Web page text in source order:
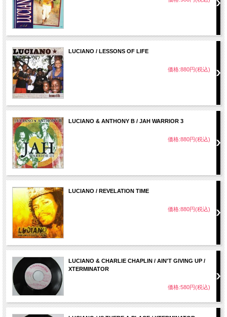
LUCIANO / LESSONS OF LIFE
価格:880円(税込)
LUCIANO & ANTHONY B / JAH WARRIOR 3
価格:880円(税込)
LUCIANO / REVELATION TIME
価格:880円(税込)
LUCIANO & CHARLIE CHAPLIN / AIN'T GIVING UP /
XTERMINATOR
価格:580円(税込)